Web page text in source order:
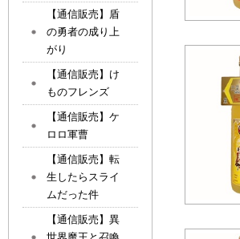
【通信販売】盾
の勇者の成り上
がり
【通信販売】け
ものフレンズ
【通信販売】ケ
ロロ軍曹
【通信販売】転
生したらスライ
ムだった件
【通信販売】異